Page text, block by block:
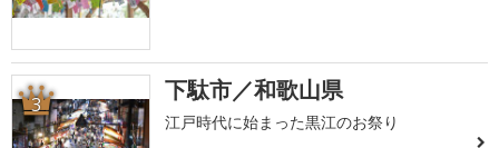
3 下駄市／和歌山県
江戸時代に始まった黒江のお祭り